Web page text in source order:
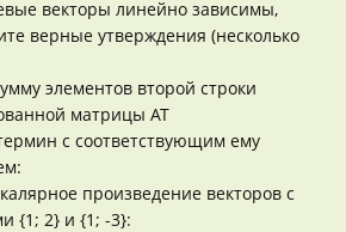
векторы линейно зависимы,
верные утверждения (несколько
элементов второй строки
матрицы АТ
с соответствующим ему
произведение векторов с
{1; 2} и {1; -3}: